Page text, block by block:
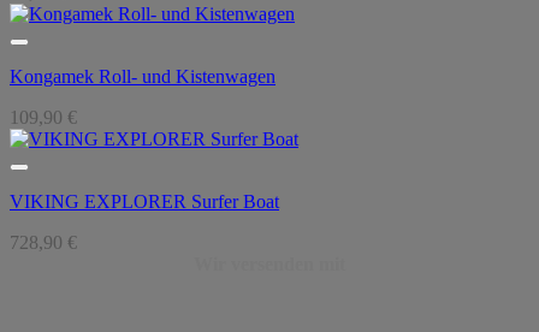
Kongamek Roll- und Kistenwagen
109,90 €
VIKING EXPLORER Surfer Boat
728,90 €